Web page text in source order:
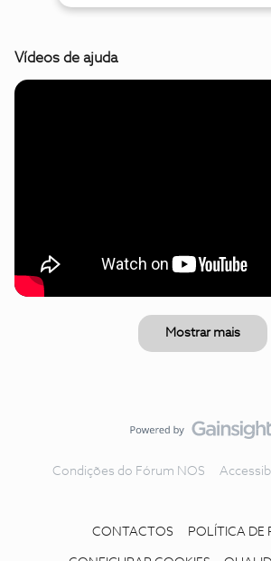
Vídeos de ajuda
Mostrar mais
Condições do Fórum NOS
CONTACTOS POLÍTICA DE